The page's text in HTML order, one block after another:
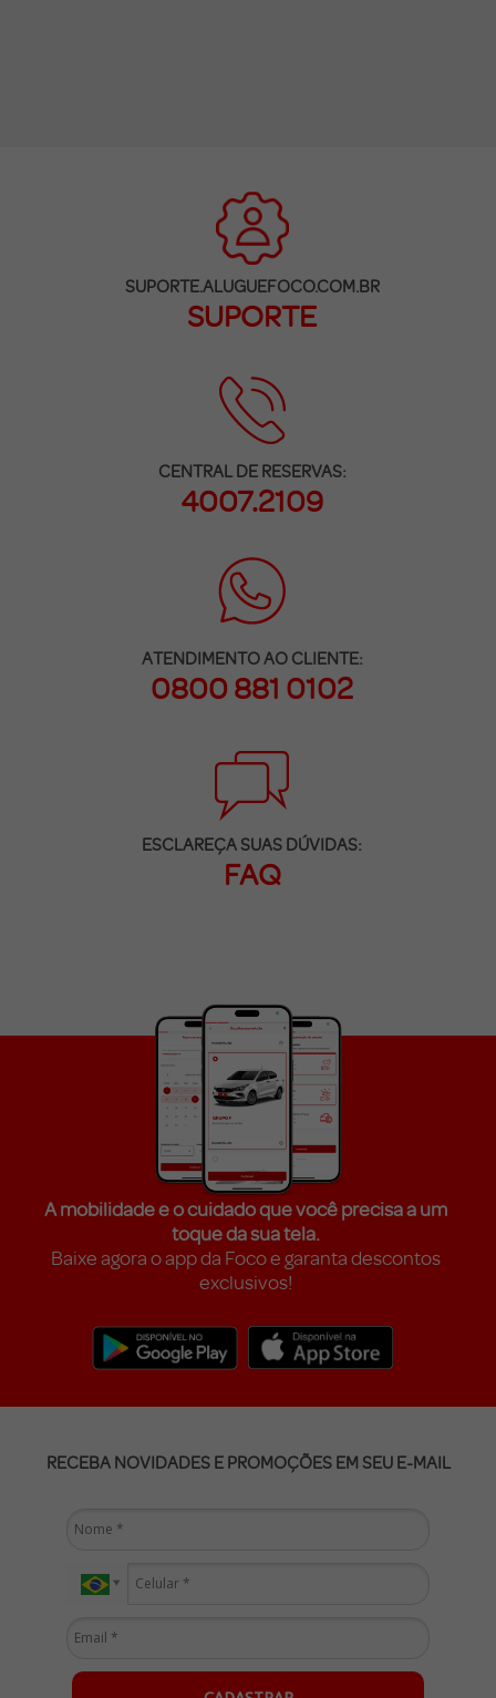
SUPORTE.ALUGUEFOCO.COM.BR
SUPORTE
CENTRAL DE RESERVAS:
4007.2109
ATENDIMENTO AO CLIENTE:
0800 881 0102
ESCLAREÇA SUAS DÚVIDAS:
FAQ
A mobilidade e o cuidado que você precisa a um
toque da sua tela.
Baixe agora o app da Foco e garanta descontos
exclusivos!
RECEBA NOVIDADES E PROMOÇÕES EM SEU E-MAIL